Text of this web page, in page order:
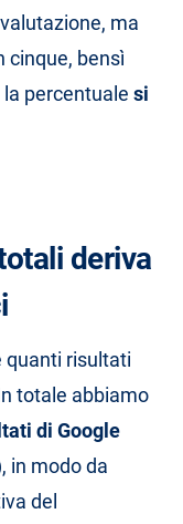
ma
cinque, bensì
percentuale si
deriva
quanti risultati
totale abbiamo
di Google
in modo da
del